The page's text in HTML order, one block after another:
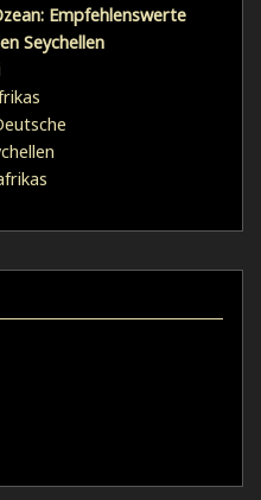
Empfehlenswerte
Seychellen